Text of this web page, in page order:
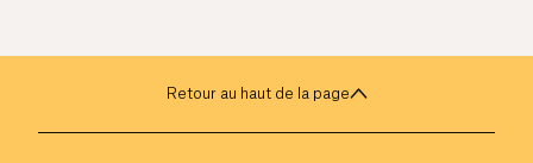
Retour au haut de la page